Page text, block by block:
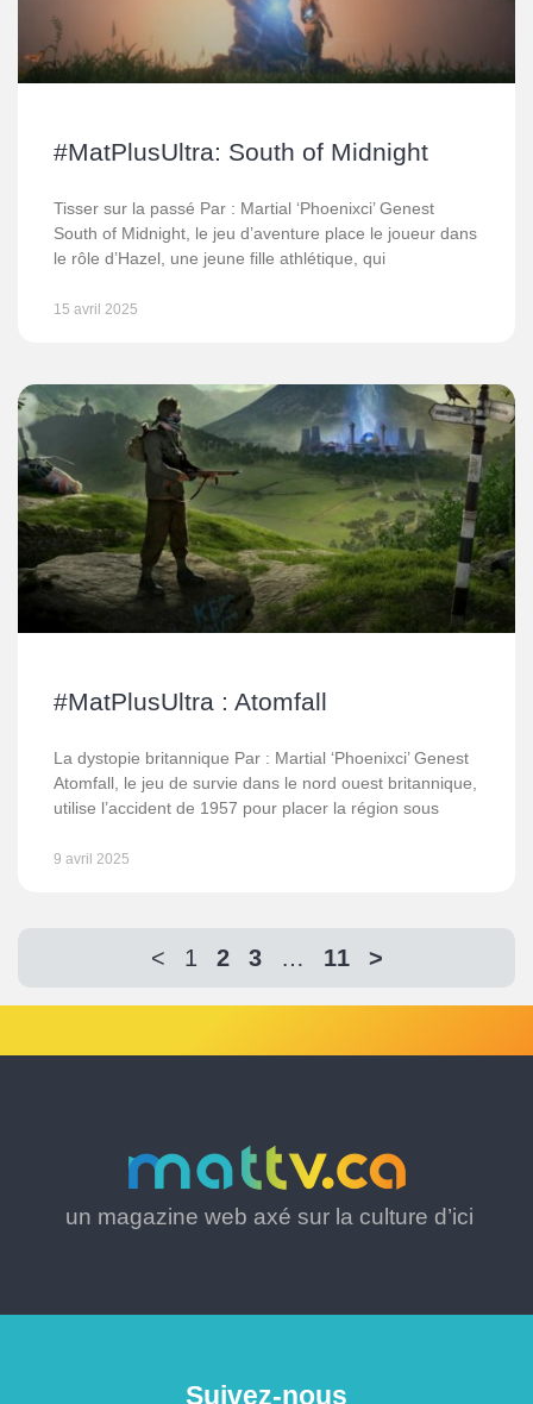
#MatPlusUltra: South of Midnight
Tisser sur la passé Par : Martial ‘Phoenixci’ Genest
South of Midnight, le jeu d’aventure place le joueur dans
le rôle d’Hazel, une jeune fille athlétique, qui
15 avril 2025
#MatPlusUltra : Atomfall
La dystopie britannique Par : Martial ‘Phoenixci’ Genest
Atomfall, le jeu de survie dans le nord ouest britannique,
utilise l’accident de 1957 pour placer la région sous
9 avril 2025
< 1 2 3 … 11 >
un magazine web axé sur la culture d’ici
Suivez-nous